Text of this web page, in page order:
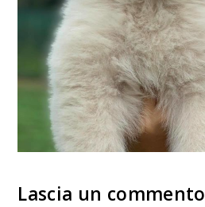
Lascia un commento